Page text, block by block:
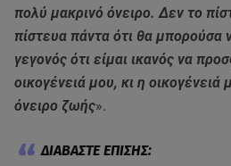
πολύ μακρινό όνειρο. Δεν το
πίστευα πάντα ότι θα
γεγονός ότι είμαι ικανός να
οικογένειά μου, κι η
όνειρο ζωής».